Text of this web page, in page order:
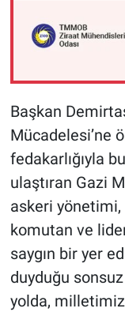
Başkan
Mücadelesi’ne
fedakarlığıyla
ulaştıran Gazi
askeri yönetimi,
komutan ve
saygın bir yer
duyduğu
yolda,